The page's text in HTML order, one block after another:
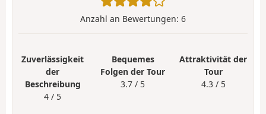
Anzahl an Bewertungen: 6
Zuverlässigkeit
der
Beschreibung
4 / 5
Bequemes
Folgen der Tour
3.7 / 5
Attraktivität der
Tour
4.3 / 5